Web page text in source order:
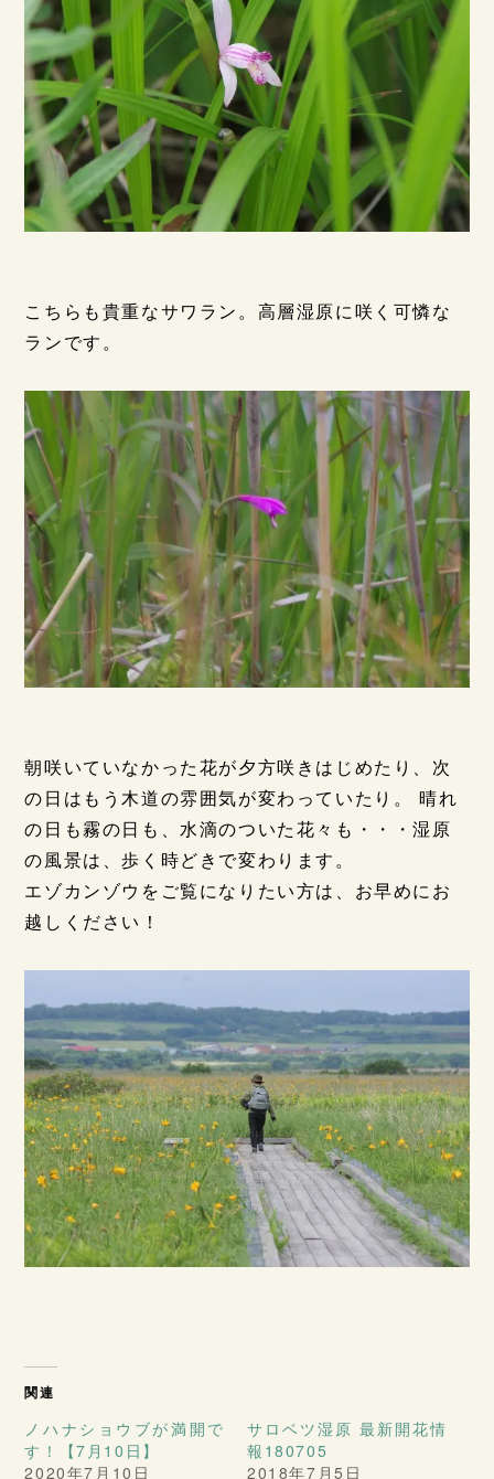
こちらも貴重なサワラン。高層湿原に咲く可憐な
ランです。
朝咲いていなかった花が夕方咲きはじめたり、次
の日はもう木道の雰囲気が変わっていたり。 晴れ
の日も霧の日も、水滴のついた花々も・・・湿原
の風景は、歩く時どきで変わります。
エゾカンゾウをご覧になりたい方は、お早めにお
越しください！
関連
ノハナショウブが満開で
す！【7月10日】
2020年7月10日
サロベツ湿原 最新開花情
報180705
2018年7月5日